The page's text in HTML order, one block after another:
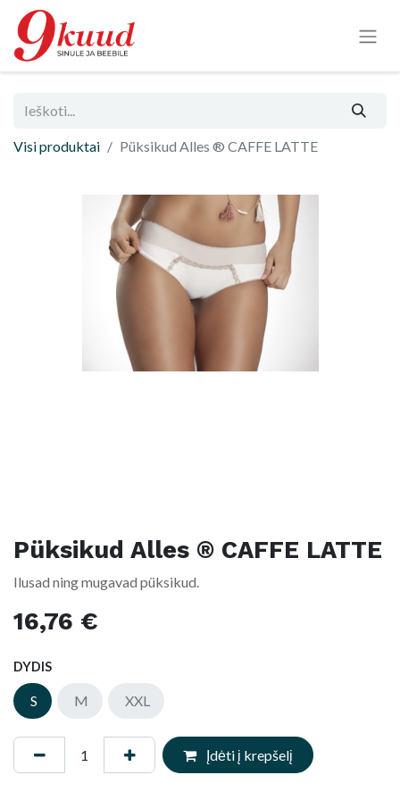
Visi produktai Püksikud Alles ® CAFFE LATTE
Püksikud Alles ® CAFFE LATTE
Ilusad ning mugavad püksikud.
16,76 €
DYDIS
S M XXL
Įdėti į krepšelį